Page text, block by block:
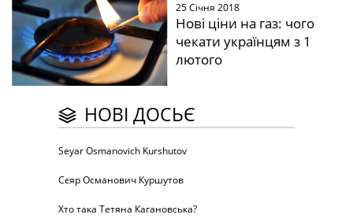
25 Січня 2018
Нові ціни на газ: чого
чекати українцям з 1
лютого
НОВІ ДОСЬЄ
Seyar Osmanovich Kurshutov
Сєяр Османович Куршутов
Хто така Тетяна Кагановська?